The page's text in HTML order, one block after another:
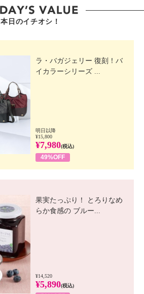
本日のイチオシ！
ラ・バガジェリー 復刻！バ
イカラーシリーズ ...
明日以降
¥15,800
¥7,980(税込)
49%OFF
果実たっぷり！ とろりなめ
らか食感の ブルー...
¥14,520
¥5,890(税込)